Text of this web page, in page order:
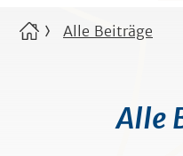
Alle Beiträge
Alle